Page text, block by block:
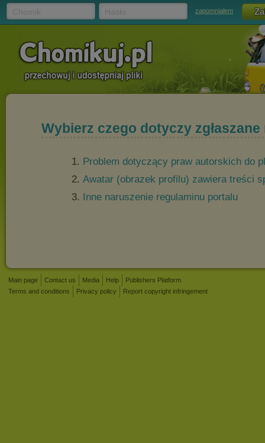
zapomniałem
Wybierz czego dotyczy
Problem dotyczący praw autorskich do
Awatar (obrazek profilu) zawiera treści
Inne naruszenie regulaminu portalu
Main page Contact us Media Help
Publishers Platform
Terms and conditions
Privacy policy Report copyright infringement